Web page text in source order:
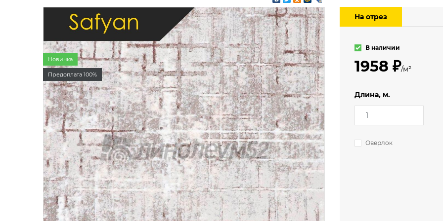
Полукоммерческий
Коммерческий
Коммерческий (гомогенный)
Новинка
Предоплата 100%
На отрез
В наличии
1958 ₽/м²
Длина, м.
Оверлок